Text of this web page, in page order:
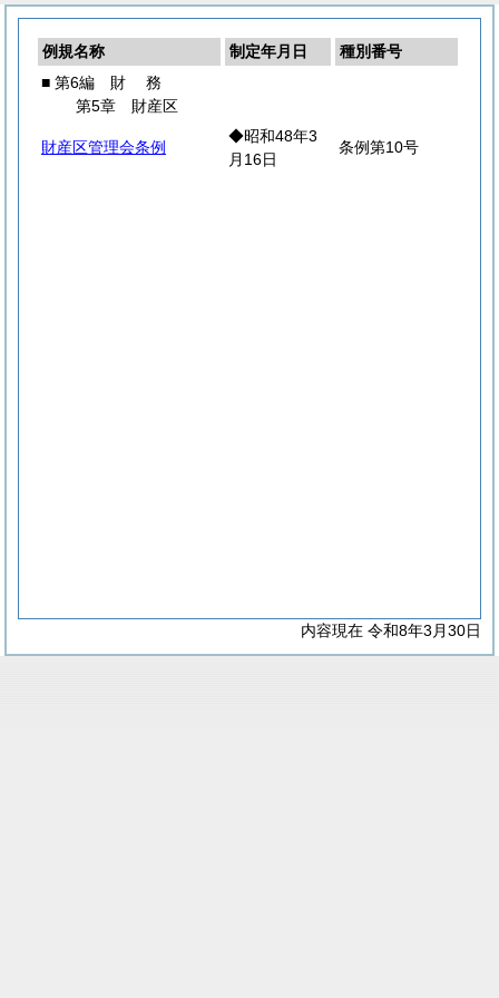
例規名称 制定年月日
種別番号
■ 第6編 財 務
第5章 財産区
財産区管理会条例
◆昭和48年3
月16日
条例第10号
内容現在 令和8年3月30日